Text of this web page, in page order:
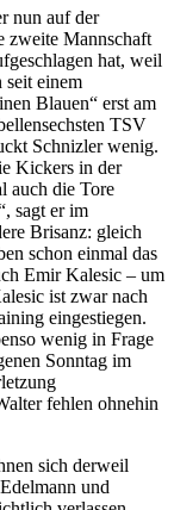
nun auf der
zweite Mannschaft
hat, weil
seit einem
Blauen“ erst am
TSV
Schnizler wenig.
Kickers in der
auch die Tore
sagt er im
Brisanz: gleich
schon einmal das
Emir Kalesic – um
ist zwar nach
eingestiegen.
wenig in Frage
Sonntag im
fehlen ohnehin
sich derweil
und